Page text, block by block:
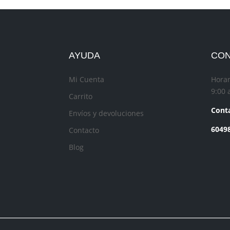
AYUDA
Mi Cuenta
Carrito
Envíos y devoluciones
Contacto
Blog
9:00